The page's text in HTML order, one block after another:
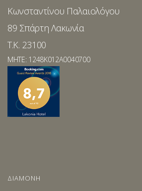
Κωνσταντίνου Παλαιολόγου
89 Σπάρτη Λακωνία
T.K. 23100
MHTE: 1248K012A0040700
ΔΙΑΜΟΝΗ